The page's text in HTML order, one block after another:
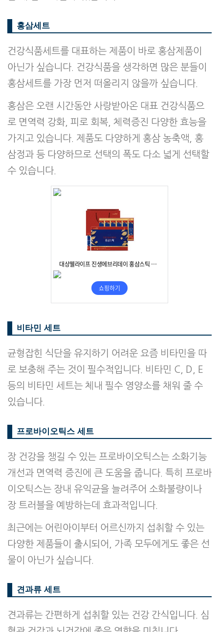
홍삼세트
건강식품세트를 대표하는 제품이 바로 홍삼제품이
아닌가 싶습니다. 건강식품을 생각하면 많은 분들이
홍삼세트를 가장 먼저 떠올리지 않을까 싶습니다.
홍삼은 오랜 시간동안 사랑받아온 대표 건강식품으
로 면역력 강화, 피로 회복, 체력증진 다양한 효능을
가지고 있습니다. 제품도 다양하게 홍삼 농축액, 홍
삼정과 등 다양하므로 선택의 폭도 다소 넓게 선택할
수 있습니다.
비타민 세트
균형잡힌 식단을 유지하기 어려운 요즘 비타민을 따
로 보충해 주는 것이 필수적입니다. 비타민 C, D, E
등의 비타민 세트는 체내 필수 영양소를 채워 줄 수
있습니다.
프로바이오틱스 세트
장 건강을 챙길 수 있는 프로바이오틱스는 소화기능
개선과 면역력 증진에 큰 도움을 줍니다. 특히 프로바
이오틱스는 장내 유익균을 늘려주어 소화불량이나
장 트러블을 예방하는데 효과적입니다.
최근에는 어린아이부터 어르신까지 섭취할 수 있는
다양한 제품들이 출시되어, 가족 모두에게도 좋은 선
물이 아닌가 싶습니다.
견과류 세트
견과류는 간편하게 섭취할 있는 건강 간식입니다. 심